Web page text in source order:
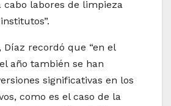
cabo labores de limpieza
recordó que “en el
año también se han
significativas en los
como es el caso de la